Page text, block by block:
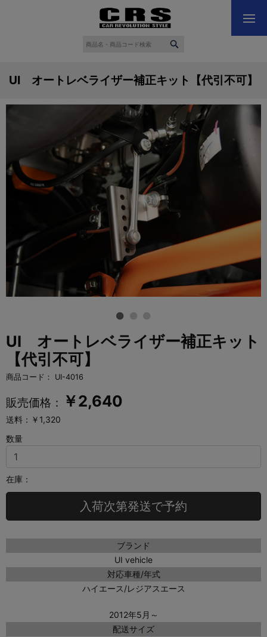
UI オートレベライザー補正キット【代引不可】
UI オートレベライザー補正キット
【代引不可】
商品コード： UI-4016
販売価格： ￥2,640
送料：￥1,320
数量
在庫：
入荷次第発送で予約
ブランド
UI vehicle
対応車種/年式
ハイエース/レジアスエース
2012年5月～
配送サイズ